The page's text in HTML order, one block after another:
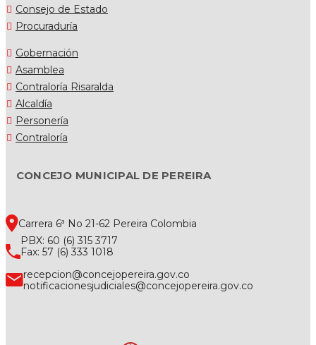
Consejo de Estado
Procuraduría
Gobernación
Asamblea
Contraloría Risaralda
Alcaldía
Personería
Contraloría
CONCEJO MUNICIPAL DE PEREIRA
Carrera 6ª No 21-62 Pereira Colombia
PBX: 60 (6) 315 3717
Fax: 57 (6) 333 1018
recepcion@concejopereira.gov.co
notificacionesjudiciales@concejopereira.gov.co